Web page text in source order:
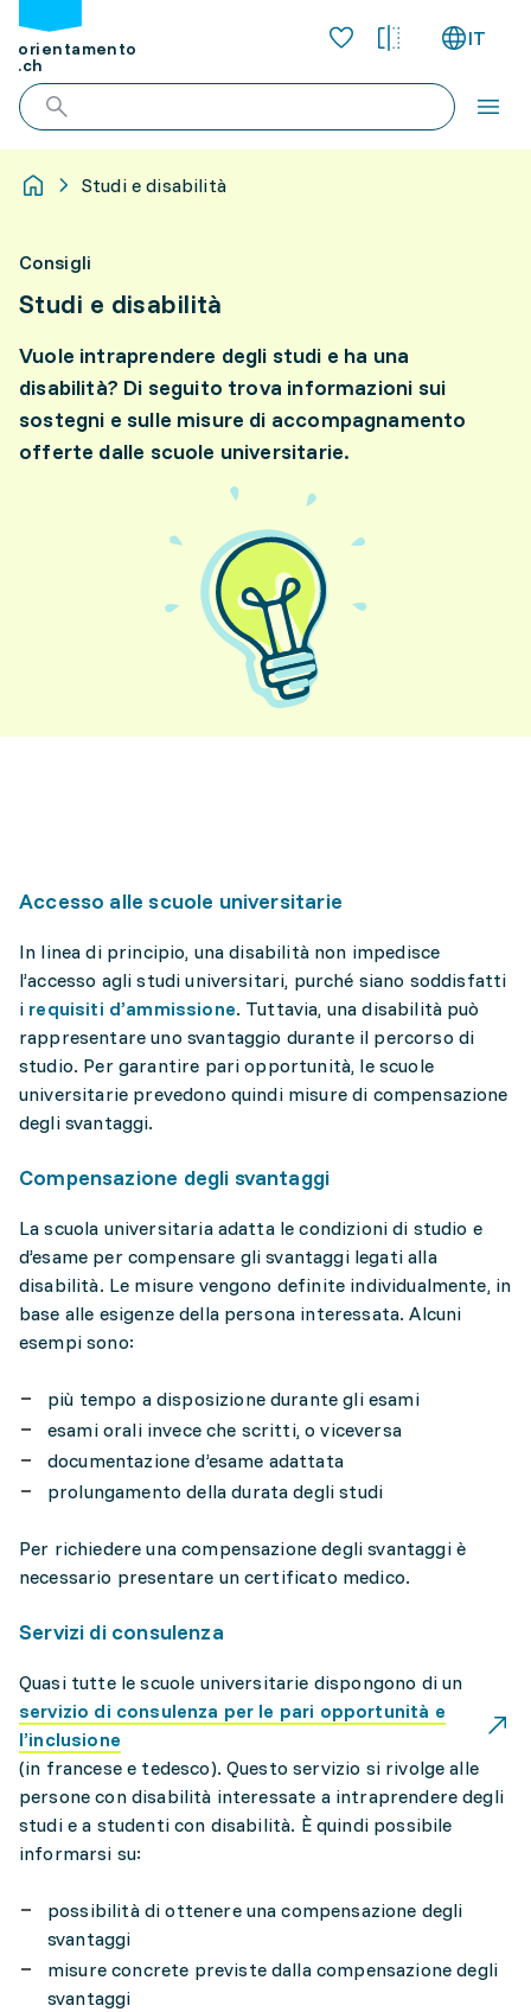
orientamento
.ch
IT
Studi e disabilità
Consigli
Studi e disabilità
Vuole intraprendere degli studi e ha una
disabilità? Di seguito trova informazioni sui
sostegni e sulle misure di accompagnamento
offerte dalle scuole universitarie.
Accesso alle scuole universitarie
In linea di principio, una disabilità non impedisce
l’accesso agli studi universitari, purché siano soddisfatti
i requisiti d’ammissione. Tuttavia, una disabilità può
rappresentare uno svantaggio durante il percorso di
studio. Per garantire pari opportunità, le scuole
universitarie prevedono quindi misure di compensazione
degli svantaggi.
Compensazione degli svantaggi
La scuola universitaria adatta le condizioni di studio e
d’esame per compensare gli svantaggi legati alla
disabilità. Le misure vengono definite individualmente, in
base alle esigenze della persona interessata. Alcuni
esempi sono:
più tempo a disposizione durante gli esami
esami orali invece che scritti, o viceversa
documentazione d’esame adattata
prolungamento della durata degli studi
Per richiedere una compensazione degli svantaggi è
necessario presentare un certificato medico.
Servizi di consulenza
Quasi tutte le scuole universitarie dispongono di un
servizio di consulenza per le pari opportunità e
l’inclusione
(in francese e tedesco). Questo servizio si rivolge alle
persone con disabilità interessate a intraprendere degli
studi e a studenti con disabilità. È quindi possibile
informarsi su:
possibilità di ottenere una compensazione degli
svantaggi
misure concrete previste dalla compensazione degli
svantaggi